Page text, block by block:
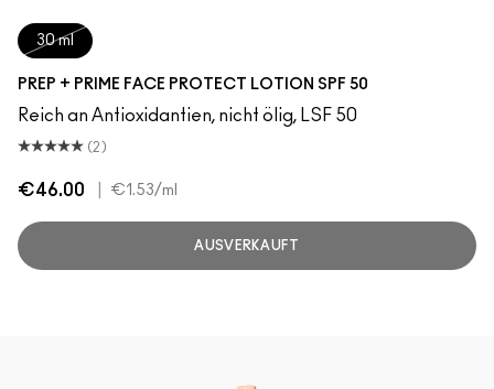
30 ml
PREP + PRIME FACE PROTECT LOTION SPF 50
Reich an Antioxidantien, nicht ölig, LSF 50
(2)
€46.00 €1.53/ml
AUSVERKAUFT